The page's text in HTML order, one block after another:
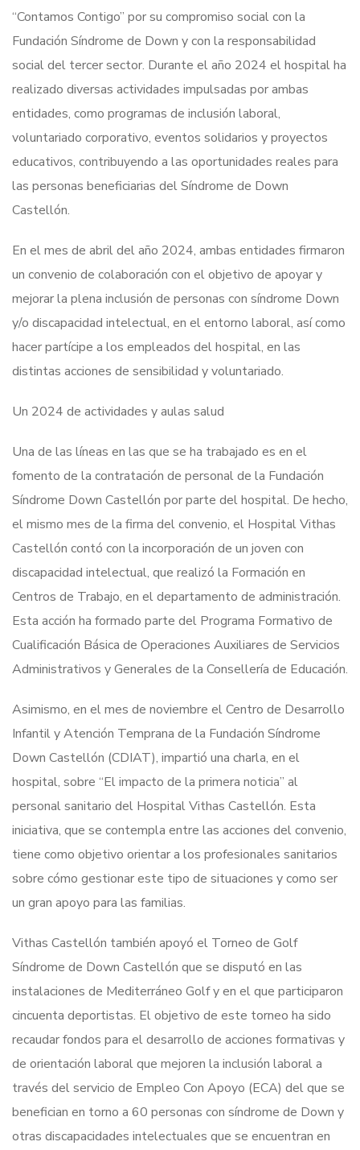
“Contamos Contigo” por su compromiso social con la
Fundación Síndrome de Down y con la responsabilidad
social del tercer sector. Durante el año 2024 el hospital ha
realizado diversas actividades impulsadas por ambas
entidades, como programas de inclusión laboral,
voluntariado corporativo, eventos solidarios y proyectos
educativos, contribuyendo a las oportunidades reales para
las personas beneficiarias del Síndrome de Down
Castellón.
En el mes de abril del año 2024, ambas entidades firmaron
un convenio de colaboración con el objetivo de apoyar y
mejorar la plena inclusión de personas con síndrome Down
y/o discapacidad intelectual, en el entorno laboral, así como
hacer partícipe a los empleados del hospital, en las
distintas acciones de sensibilidad y voluntariado.
Un 2024 de actividades y aulas salud
Una de las líneas en las que se ha trabajado es en el
fomento de la contratación de personal de la Fundación
Síndrome Down Castellón por parte del hospital. De hecho,
el mismo mes de la firma del convenio, el Hospital Vithas
Castellón contó con la incorporación de un joven con
discapacidad intelectual, que realizó la Formación en
Centros de Trabajo, en el departamento de administración.
Esta acción ha formado parte del Programa Formativo de
Cualificación Básica de Operaciones Auxiliares de Servicios
Administrativos y Generales de la Consellería de Educación.
Asimismo, en el mes de noviembre el Centro de Desarrollo
Infantil y Atención Temprana de la Fundación Síndrome
Down Castellón (CDIAT), impartió una charla, en el
hospital, sobre “El impacto de la primera noticia” al
personal sanitario del Hospital Vithas Castellón. Esta
iniciativa, que se contempla entre las acciones del convenio,
tiene como objetivo orientar a los profesionales sanitarios
sobre cómo gestionar este tipo de situaciones y como ser
un gran apoyo para las familias.
Vithas Castellón también apoyó el Torneo de Golf
Síndrome de Down Castellón que se disputó en las
instalaciones de Mediterráneo Golf y en el que participaron
cincuenta deportistas. El objetivo de este torneo ha sido
recaudar fondos para el desarrollo de acciones formativas y
de orientación laboral que mejoren la inclusión laboral a
través del servicio de Empleo Con Apoyo (ECA) del que se
benefician en torno a 60 personas con síndrome de Down y
otras discapacidades intelectuales que se encuentran en